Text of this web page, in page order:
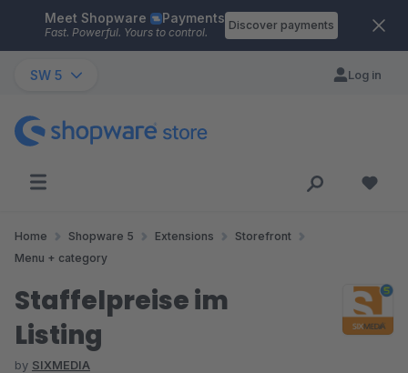
Skip to main content
Meet Shopware Payments
Fast. Powerful. Yours to control.
Discover payments
SW 5 Log in
Home Shopware 5 Extensions
Storefront
Menu + category
Staffelpreise im
Listing
by SIXMEDIA